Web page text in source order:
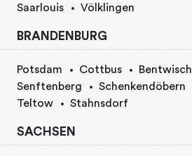
Saarlouis
Völklingen
BRANDENBURG
Potsdam Cottbus Bentwisch
Senftenberg
Schenkendöbern
Teltow
Stahnsdorf
SACHSEN